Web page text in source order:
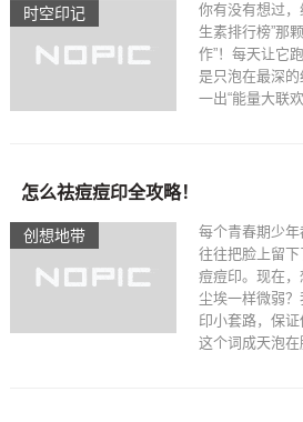
时空印记​
你有没有想过，
生素排行榜”那
作”！每天让它
是只泡在最深
一出“能量大联
创想地带
怎么祛痘痘印全攻略！
每个青春期少
往往把脸上留
痘痘印。现在
尘埃一样微弱
印小套路，保证
这个词成天泡